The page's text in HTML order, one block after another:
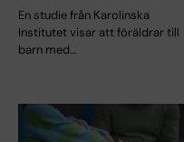
En studie från Karolinska
Institutet visar att föräldrar till
barn med…